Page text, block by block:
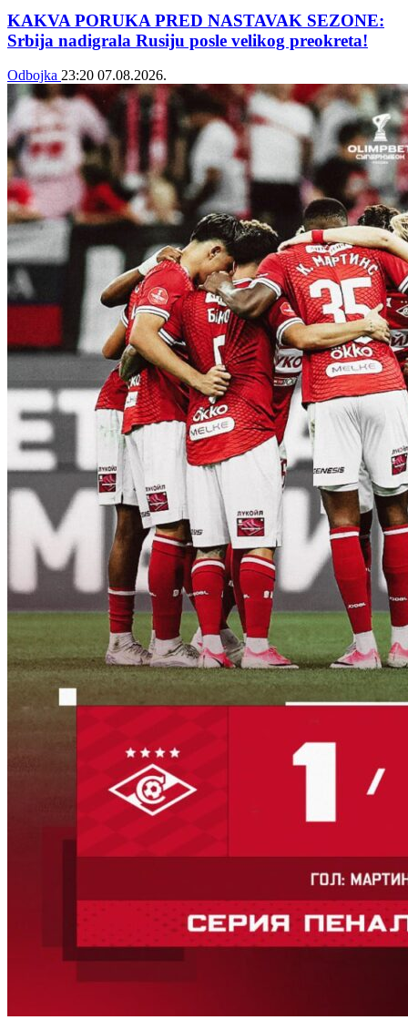
KAKVA PORUKA PRED NASTAVAK SEZONE:
Srbija nadigrala Rusiju posle velikog preokreta!
Odbojka 23:20 07.08.2026.